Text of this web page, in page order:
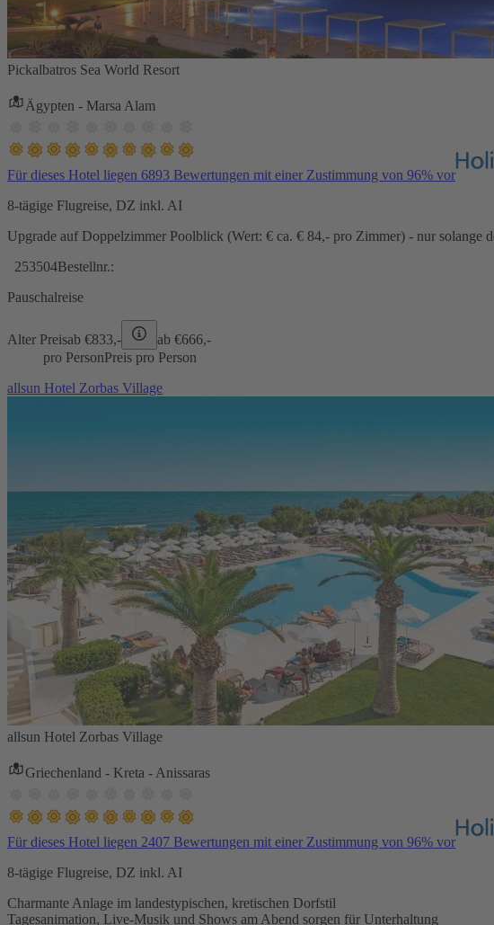
Pickalbatros Sea World Resort
Ägypten - Marsa Alam
Für dieses Hotel liegen 6893 Bewertungen mit einer Zustimmung von 96% vor
8-tägige Flugreise, DZ inkl. AI
Upgrade auf Doppelzimmer Poolblick (Wert: € ca. € 84,- pro Zimmer) - nur solange
253504Bestellnr.:
Pauschalreise
Alter Preisab €833,- ab €666,-
pro PersonPreis pro Person
allsun Hotel Zorbas Village
allsun Hotel Zorbas Village
Griechenland - Kreta - Anissaras
Für dieses Hotel liegen 2407 Bewertungen mit einer Zustimmung von 96% vor
8-tägige Flugreise, DZ inkl. AI
Charmante Anlage im landestypischen, kretischen Dorfstil
Tagesanimation, Live-Musik und Shows am Abend sorgen für Unterhaltung